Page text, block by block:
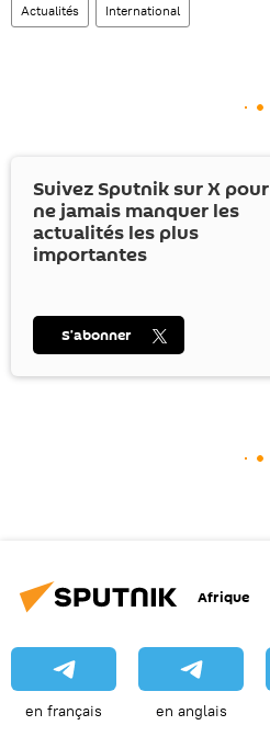
Actualités International
Suivez Sputnik surX pour
ne jamais manquer les
actualités les plus
importantes
S’abonner
Afrique
en français en anglais